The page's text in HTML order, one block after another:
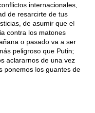
internacionales,
de resarcirte de tus
de asumir que el
contra los matones
o pasado va a ser
peligroso que Putin;
aclararnos de una vez
ponemos los guantes de